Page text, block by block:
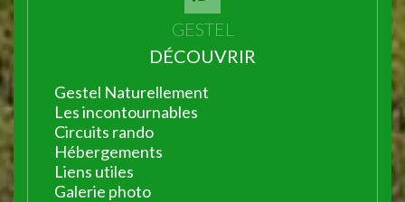
GESTEL
DÉCOUVRIR
Gestel Naturellement
Les incontournables
Circuits rando
Hébergements
Liens utiles
Galerie photo